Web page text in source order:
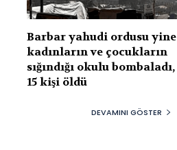
Barbar yahudi ordusu yine
kadınların ve çocukların
sığındığı okulu bombaladı,
15 kişi öldü
DEVAMINI GÖSTER